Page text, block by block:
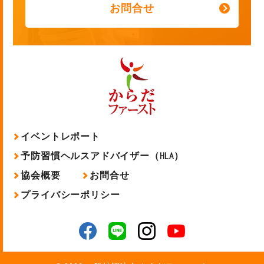
お問合せ
イベントレポート
予防習慣ヘルスアドバイザー（HLA）
協会概要
お問合せ
プライバシーポリシー